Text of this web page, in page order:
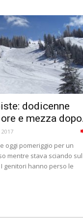
dodicenne
e mezza
oggi pomeriggio per un
mentre stava sciando sul
genitori hanno perso le